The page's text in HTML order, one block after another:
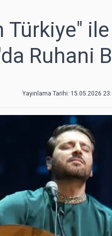
Ruhani
Yayınlama Tarihi: 15.05.2026